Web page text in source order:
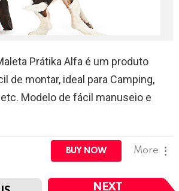
Prátika Alfa é um produto
de montar, ideal para Camping,
Modelo de fácil manuseio e
BUY NOW More
NEXT